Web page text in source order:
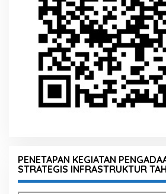
PENETAPAN KEGIATAN
STRATEGIS INFRASTRUKTUR